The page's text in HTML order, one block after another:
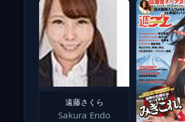
遠藤さくら
Sakura Endo